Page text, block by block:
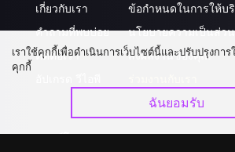
เกี่ยวกับเรา
คำถามที่พบบ่อย
ติดต่อเรา
ข้อกำหนดในการให้บ
นโยบายความเป็นส่ว
ส่งผลงานของคุณ
ดาวน์โหลดแอป
เราใช้คุกกี้เพื่อดำเนินการเว็บไซต์นี้และปรับปรุงกา
คุกกี้
ฉันยอมรับ